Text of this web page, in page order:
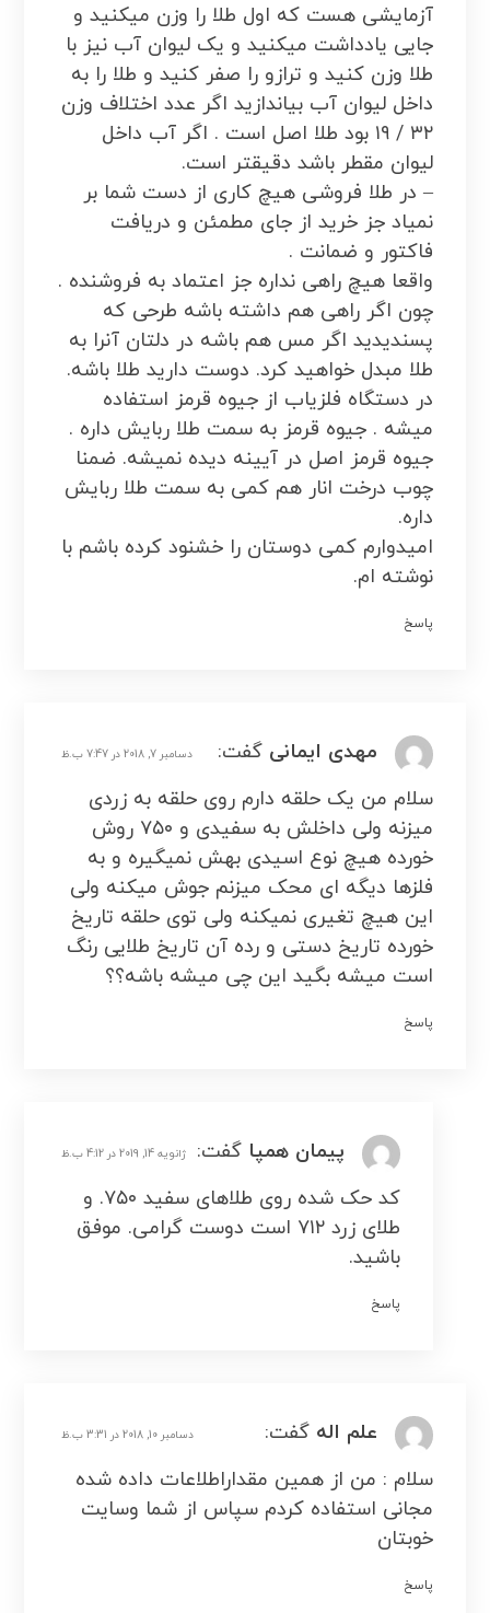
آزمایشی هست که اول طلا را وزن میکنید و
جایی یادداشت میکنید و یک لیوان آب نیز با
طلا وزن کنید و ترازو را صفر کنید و طلا را به
داخل لیوان آب بیاندازید اگر عدد اختلاف وزن
۳۲ / ۱۹ بود طلا اصل است . اگر آب داخل
لیوان مقطر باشد دقیقتر است.
– در طلا فروشی هیچ کاری از دست شما بر
نمیاد جز خرید از جای مطمئن و دریافت
فاکتور و ضمانت .
واقعا هیچ راهی نداره جز اعتماد به فروشنده .
چون اگر راهی هم داشته باشه طرحی که
پسندیدید اگر مس هم باشه در دلتان آنرا به
طلا مبدل خواهید کرد. دوست دارید طلا باشه.
در دستگاه فلزیاب از جیوه قرمز استفاده
میشه . جیوه قرمز به سمت طلا ربایش داره .
جیوه قرمز اصل در آیینه دیده نمیشه. ضمنا
چوب درخت انار هم کمی به سمت طلا ربایش
داره.
امیدوارم کمی دوستان را خشنود کرده باشم با
نوشته ام.
پاسخ
مهدی ایمانی گفت: دسامبر 7, 2018 در 7:47 ب.ظ
سلام من یک حلقه دارم روی حلقه به زردی
میزنه ولی داخلش به سفیدی و ۷۵۰ روش
خورده هیچ نوع اسیدی بهش نمیگیره و به
فلزها دیگه ای محک میزنم جوش میکنه ولی
این هیچ تغیری نمیکنه ولی توی حلقه تاریخ
خورده تاریخ دستی و رده آن تاریخ طلایی رنگ
است میشه بگید این چی میشه باشه؟؟
پاسخ
پیمان همپا گفت: ژانویه 14, 2019 در 4:12 ب.ظ
کد حک شده روی طلاهای سفید ۷۵۰. و
طلای زرد ۷۱۲ است دوست گرامی. موفق
باشید.
پاسخ
علم اله گفت: دسامبر 10, 2018 در 3:31 ب.ظ
سلام : من از همین مقداراطلاعات داده شده
مجانی استفاده کردم سپاس از شما وسایت
خوبتان
پاسخ